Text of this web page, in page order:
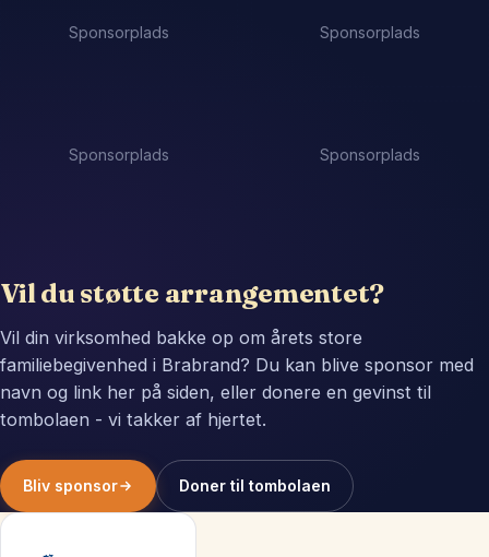
Sponsorplads Sponsorplads
Sponsorplads Sponsorplads
Vil du støtte arrangementet?
Vil din virksomhed bakke op om årets store
familiebegivenhed i Brabrand? Du kan blive sponsor med
navn og link her på siden, eller donere en gevinst til
tombolaen - vi takker af hjertet.
Bliv sponsor Doner til tombolaen